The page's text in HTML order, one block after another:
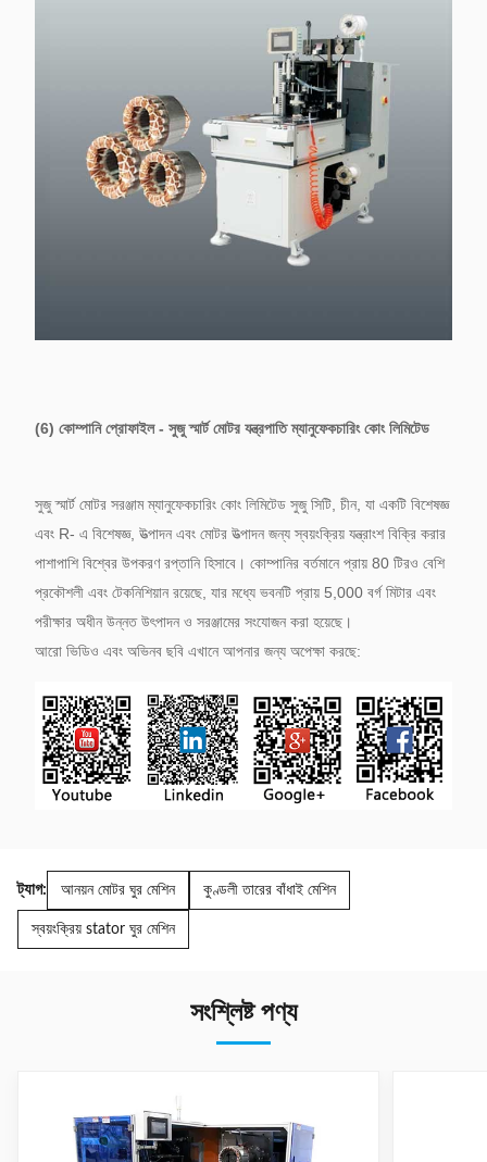
(6) কোম্পানি প্রোফাইল - সুজু স্মার্ট মোটর যন্ত্রপাতি ম্যানুফেকচারিং কোং লিমিটেড
সুজু স্মার্ট মোটর সরঞ্জাম ম্যানুফেকচারিং কোং লিমিটেড সুজু সিটি, চীন, যা একটি বিশেষজ্ঞ
এবং R- এ বিশেষজ্ঞ, উত্পাদন এবং মোটর উত্পাদন জন্য স্বয়ংক্রিয় যন্ত্রাংশ বিক্রি করার
পাশাপাশি বিশ্বের উপকরণ রপ্তানি হিসাবে। কোম্পানির বর্তমানে প্রায় 80 টিরও বেশি
প্রকৌশলী এবং টেকনিশিয়ান রয়েছে, যার মধ্যে ভবনটি প্রায় 5,000 বর্গ মিটার এবং
পরীক্ষার অধীন উন্নত উৎপাদন ও সরঞ্জামের সংযোজন করা হয়েছে।
আরো ভিডিও এবং অভিনব ছবি এখানে আপনার জন্য অপেক্ষা করছে:
ট্যাগ: আনয়ন মোটর ঘুর মেশিন কুণ্ডলী তারের বাঁধাই মেশিন
স্বয়ংক্রিয় stator ঘুর মেশিন
সংশ্লিষ্ট পণ্য